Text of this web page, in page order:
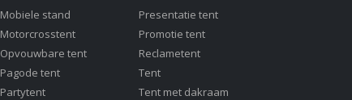
Mobiele stand
Motorcrosstent
Opvouwbare tent
Pagode tent
Partytent
Presentatie tent
Promotie tent
Reclametent
Tent
Tent met dakraam